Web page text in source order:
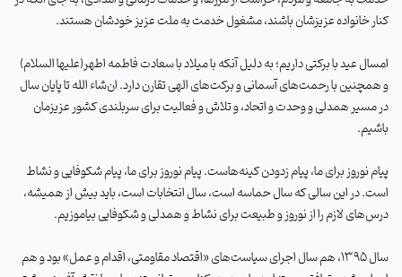
کنار خانواده عزیزشان باشند، مشغول خدمت به ملت عزیز خودشان هستند.
امسال عید با برکتی داریم؛ به دلیل آنکه با میلاد با سعادت فاطمه اطهر(علیها السلام)
و همچنین با رحمت‌های آسمانی و برکت‌های الهی تقارن دارد. ان‌شاء الله تا پایان سال
در مسیر همدلی و وحدت و اتحاد، و تلاش و فعالیت برای سربلندی کشور عزیزمان
باشیم.
پیام نوروز برای ما، پیام زدودن کینه‌هاست. پیام نوروز برای ما، پیام شکوفایی و نشاط
است. در این سالی که سال حماسه است، سال انتخابات است، باید بیش از همیشه،
درس‌های لازم را از نوروز و طبیعت برای نشاط و همدلی و شکوفایی بیاموزیم.
سال 1395، هم سال اجرای سیاست‌های «اقتصاد مقاومتی، اقدام و عمل» بود و هم